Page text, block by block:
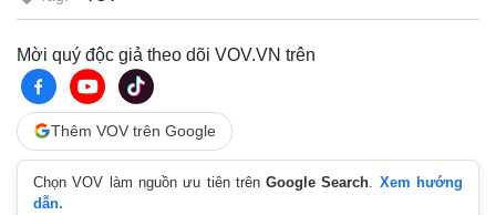
Mời quý độc giả theo dõi VOV.VN trên
Thêm VOV trên Google
Chọn VOV làm nguồn ưu tiên trênGoogle Search
Xem hướng
dẫn.